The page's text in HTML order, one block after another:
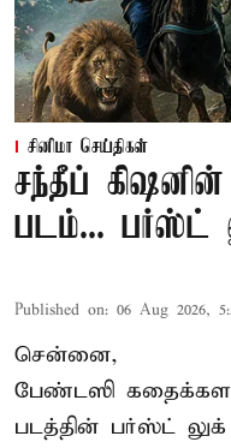
சினிமா செய்திகள்
சந்தீப் கிஷனின்
படம்... பர்ஸ்ட்
Published on: 06 Aug 2026,
சென்னை,
பேண்டஸி
படத்தின் பர்ஸ்ட்